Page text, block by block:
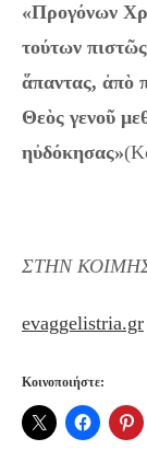
«Προγόνων
τούτων
ἅπαντας, ἀπὸ
Θεὸς γενοῦ
ηὐδόκησας»
ΣΤΗΝ
evaggelistria.gr
Κοινοποιήστε: